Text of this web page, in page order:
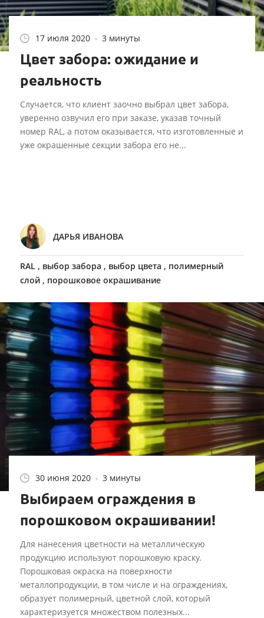
17 июля 2020 3 минуты
Цвет забора: ожидание и
реальность
Случается, что клиент заочно выбрал цвет забора,
уверенно озвучил его при заказе, указав точный
номер RAL, а потом оказывается, что изготовленные и
уже окрашенные секции забора его не...
ДАРЬЯ ИВАНОВА
RAL , выбор забора , выбор цвета , полимерный
слой , порошковое окрашивание
30 июня 2020 3 минуты
Выбираем ограждения в
порошковом окрашивании!
Для нанесения цветности на металлическую
продукцию используют порошковую краску.
Порошковая окраска на поверхности
металлопродукции, в том числе и на ограждениях,
образует полимерный, цветной слой, который
характеризуется множеством полезных...